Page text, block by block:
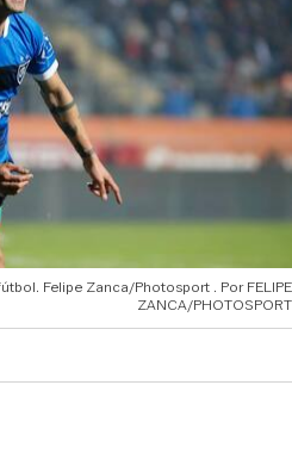
Felipe Zanca/Photosport
FELIPE
ZANCA/PHOTOSPORT